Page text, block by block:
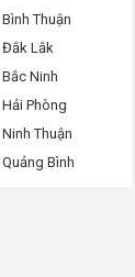
Bình Thuận
Đắk Lắk
Bắc Ninh
Hải Phòng
Ninh Thuận
Quảng Bình